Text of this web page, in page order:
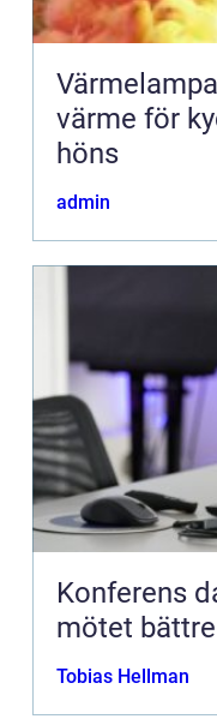
värme för
höns
admin
Konferens dalarna
mötet bättre
Tobias Hellman